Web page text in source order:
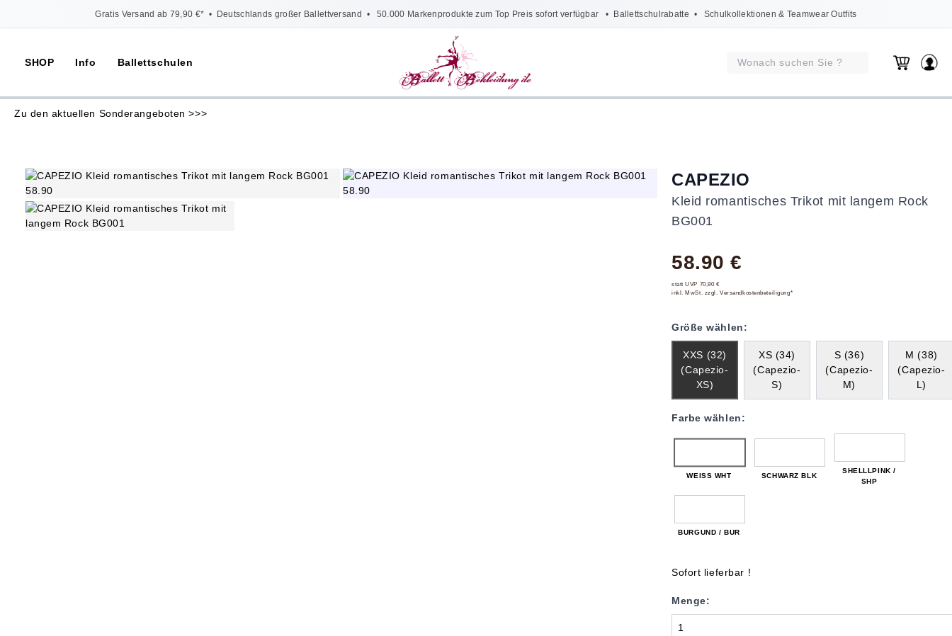
Gratis Versand ab 79,90 €* • Deutschlands großer Ballettversand • 50.000 Markenprodukte zum Top Preis sofort verfügbar • Ballettschulrabatte • Schulkollektionen & Teamwear Outfits
SHOP Info Ballettschulen
Zu den aktuellen Sonderangeboten >>>
CAPEZIO
Kleid romantisches Trikot mit langem Rock
BG001
58.90 €
statt UVP 70,90 €
inkl. MwSt. zzgl. Versandkostenbeteiligung*
Größe wählen:
XXS (32)
(Capezio-
XS)
XS (34)
(Capezio-
S)
S (36)
(Capezio-
M)
M (38)
(Capezio-
L)
Farbe wählen:
WEISS WHT SCHWARZ BLK
SHELLLPINK /
SHP
BURGUND / BUR
Sofort lieferbar !
Menge: